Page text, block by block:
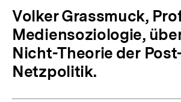
Volker Grassmuck,
Mediensoziologie,
Nicht-Theorie der
Netzpolitik.